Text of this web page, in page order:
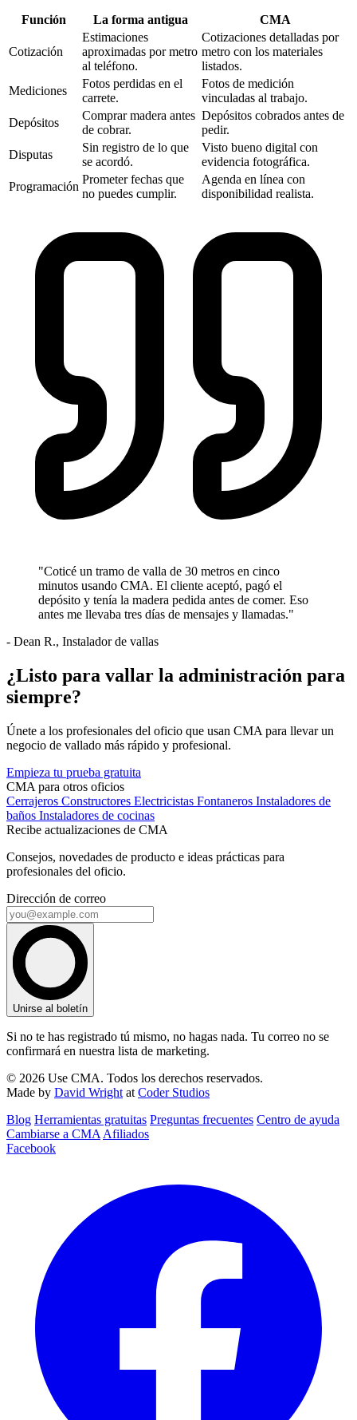
Función La forma antigua CMA‎
Cotización
Estimaciones
aproximadas por metro
al teléfono.
Cotizaciones detalladas por
metro con los materiales
listados.
Mediciones
Fotos perdidas en el
carrete.
Fotos de medición
vinculadas al trabajo.
Depósitos
Comprar madera antes
de cobrar.
Depósitos cobrados antes de
pedir.
Disputas
Sin registro de lo que
se acordó.
Visto bueno digital con
evidencia fotográfica.
Programación
Prometer fechas que
no puedes cumplir.
Agenda en línea con
disponibilidad realista.
"Coticé un tramo de valla de 30 metros en cinco
minutos usando CMA. El cliente aceptó, pagó el
depósito y tenía la madera pedida antes de comer. Eso
antes me llevaba tres días de mensajes y llamadas."
- Dean R., Instalador de vallas
¿Listo para vallar la administración para
siempre?
Únete a los profesionales del oficio que usan CMA para llevar un
negocio de vallado más rápido y profesional.
Empieza tu prueba gratuita
CMA para otros oficios
Cerrajeros Constructores Electricistas Fontaneros Instaladores de
baños Instaladores de cocinas
Recibe actualizaciones de CMA
Consejos, novedades de producto e ideas prácticas para
profesionales del oficio.
Dirección de correo
Unirse al boletín
Si no te has registrado tú mismo, no hagas nada. Tu correo no se
confirmará en nuestra lista de marketing.
© 2026 Use CMA. Todos los derechos reservados.
Made by David Wright at Coder Studios
Blog‎ Herramientas gratuitas Preguntas frecuentes Centro de ayuda
Cambiarse a CMA Afiliados
Facebook